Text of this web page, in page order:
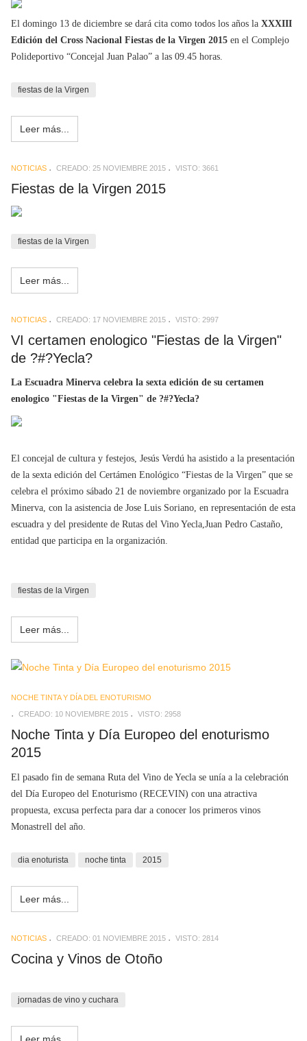
El domingo 13 de diciembre se dará cita como todos los años la XXXIII
Edición del Cross Nacional Fiestas de la Virgen 2015 en el Complejo
Polideportivo “Concejal Juan Palao” a las 09.45 horas.
fiestas de la Virgen
Leer más...
NOTICIAS CREADO: 25 NOVIEMBRE 2015 VISTO: 3661
Fiestas de la Virgen 2015
fiestas de la Virgen
Leer más...
NOTICIAS CREADO: 17 NOVIEMBRE 2015 VISTO: 2997
VI certamen enologico "Fiestas de la Virgen"
de ?#?Yecla?
La Escuadra Minerva celebra la sexta edición de su certamen
enologico "Fiestas de la Virgen" de ?#?Yecla?
El concejal de cultura y festejos, Jesús Verdú ha asistido a la presentación
de la sexta edición del Certámen Enológico “Fiestas de la Virgen” que se
celebra el próximo sábado 21 de noviembre organizado por la Escuadra
Minerva, con la asistencia de Jose Luis Soriano, en representación de esta
escuadra y del presidente de Rutas del Vino Yecla,Juan Pedro Castaño,
entidad que participa en la organización.
fiestas de la Virgen
Leer más...
NOCHE TINTA Y DÍA DEL ENOTURISMO
CREADO: 10 NOVIEMBRE 2015
VISTO: 2958
Noche Tinta y Día Europeo del enoturismo
2015
El pasado fin de semana Ruta del Vino de Yecla se unía a la celebración
del Día Europeo del Enoturismo (RECEVIN) con una atractiva
propuesta, excusa perfecta para dar a conocer los primeros vinos
Monastrell del año.
dia enoturista noche tinta 2015
Leer más...
NOTICIAS CREADO: 01 NOVIEMBRE 2015 VISTO: 2814
Cocina y Vinos de Otoño
jornadas de vino y cuchara